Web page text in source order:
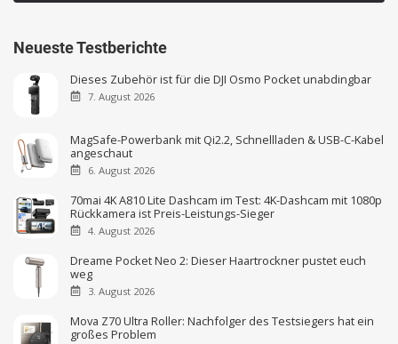
Neueste Testberichte
Dieses Zubehör ist für die DJI Osmo Pocket unabdingbar
7. August 2026
MagSafe-Powerbank mit Qi2.2, Schnellladen & USB-C-Kabel
angeschaut
6. August 2026
70mai 4K A810 Lite Dashcam im Test: 4K-Dashcam mit 1080p
Rückkamera ist Preis-Leistungs-Sieger
4. August 2026
Dreame Pocket Neo 2: Dieser Haartrockner pustet euch
weg
3. August 2026
Mova Z70 Ultra Roller: Nachfolger des Testsiegers hat ein
großes Problem